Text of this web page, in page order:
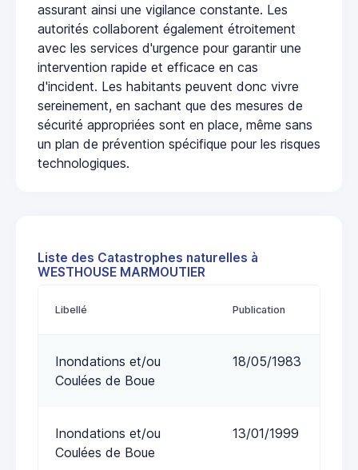
assurant ainsi une vigilance constante. Les
autorités collaborent également étroitement
avec les services d'urgence pour garantir une
intervention rapide et efficace en cas
d'incident. Les habitants peuvent donc vivre
sereinement, en sachant que des mesures de
sécurité appropriées sont en place, même sans
un plan de prévention spécifique pour les risques
technologiques.
Liste des Catastrophes naturelles à
WESTHOUSE MARMOUTIER
Libellé Publication
Inondations et/ou
Coulées de Boue
18/05/1983
Inondations et/ou
Coulées de Boue
13/01/1999